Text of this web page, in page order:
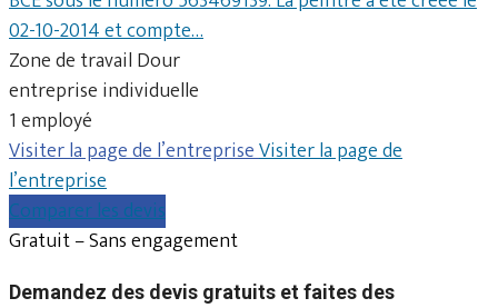
02-10-2014 et compte…
Zone de travail Dour
entreprise individuelle
1 employé
Visiter la page de l’entrepriseVisiter la page de
l’entreprise
Comparer les devis
Gratuit – Sans engagement
Demandez des devis gratuits et faites des